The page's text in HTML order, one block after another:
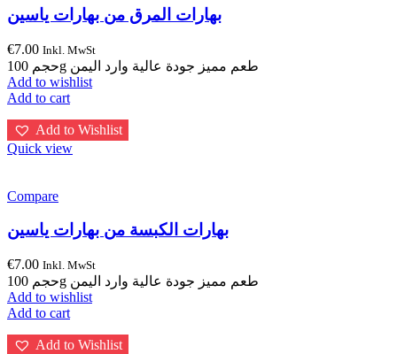
بهارات المرق من بهارات ياسين
€7.00 Inkl. MwSt
حجم 100g طعم مميز جودة عالية وارد اليمن
Add to wishlist
Add to cart
Add to Wishlist
Quick view
Compare
بهارات الكبسة من بهارات ياسين
€7.00 Inkl. MwSt
حجم 100g طعم مميز جودة عالية وارد اليمن
Add to wishlist
Add to cart
Add to Wishlist